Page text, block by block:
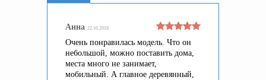
Анна 22.10.2018
Очень понравилась модель. Что он
небольшой, можно поставить дома,
места много не занимает,
мобильный. А главное деревянный,